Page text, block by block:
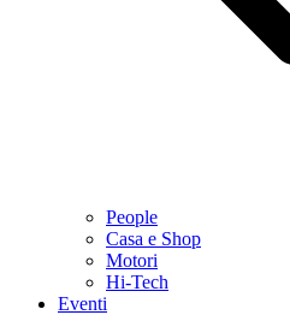
People
Casa e Shop
Motori
Hi-Tech
Eventi